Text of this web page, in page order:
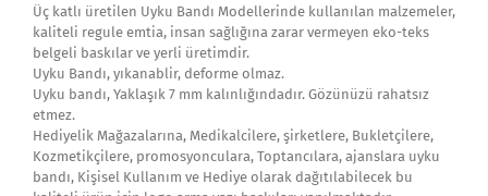
Üç katlı üretilen Uyku Bandı Modellerinde kullanılan malzemeler,
kaliteli regule emtia, insan sağlığına zarar vermeyen eko-teks
belgeli baskılar ve yerli üretimdir.
Uyku Bandı, yıkanablir, deforme olmaz.
Uyku bandı, Yaklaşık 7 mm kalınlığındadır. Gözünüzü rahatsız
etmez.
Hediyelik Mağazalarına, Medikalcilere, şirketlere, Bukletçilere,
Kozmetikçilere, promosyonculara, Toptancılara, ajanslara uyku
bandı, Kişisel Kullanım ve Hediye olarak dağıtılabilecek bu